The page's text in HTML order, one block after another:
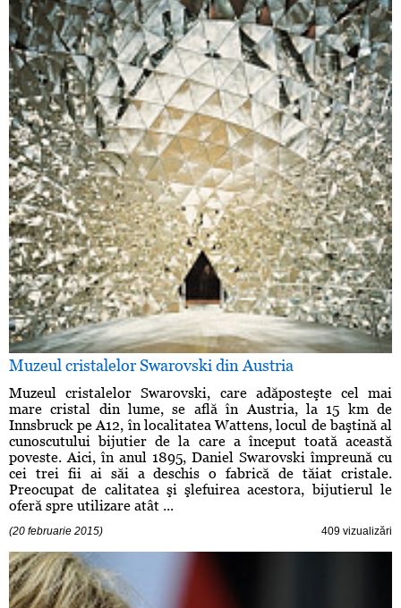
Muzeul cristalelor Swarovski din Austria
Muzeul cristalelor Swarovski, care adăposteşte cel mai
mare cristal din lume, se află în Austria, la 15 km de
Innsbruck pe A12, în localitatea Wattens, locul de baştină al
cunoscutului bijutier de la care a început toată această
poveste. Aici, în anul 1895, Daniel Swarovski împreună cu
cei trei fii ai săi a deschis o fabrică de tăiat cristale.
Preocupat de calitatea şi şlefuirea acestora, bijutierul le
oferă spre utilizare atât ...
(20 februarie 2015) 409 vizualizări